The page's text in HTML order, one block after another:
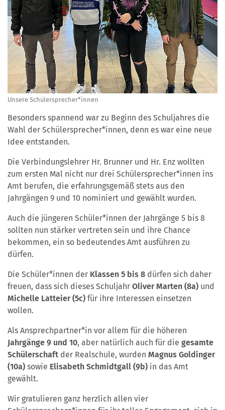
Unsere Schülersprecher*innen
Besonders spannend war zu Beginn des Schuljahres die
Wahl der Schülersprecher*innen, denn es war eine neue
Idee entstanden.
Die Verbindungslehrer Hr. Brunner und Hr. Enz wollten
zum ersten Mal nicht nur drei Schülersprecher*innen ins
Amt berufen, die erfahrungsgemäß stets aus den
Jahrgängen 9 und 10 nominiert und gewählt wurden.
Auch die jüngeren Schüler*innen der Jahrgänge 5 bis 8
sollten nun stärker vertreten sein und ihre Chance
bekommen, ein so bedeutendes Amt ausführen zu
dürfen.
Die Schüler*innen der Klassen 5 bis 8 dürfen sich daher
freuen, dass sich dieses Schuljahr Oliver Marten (8a) und
Michelle Latteier (5c) für ihre Interessen einsetzen
wollen.
Als Ansprechpartner*in vor allem für die höheren
Jahrgänge 9 und 10, aber natürlich auch für die gesamte
Schülerschaft der Realschule, wurden Magnus Goldinger
(10a) sowie Elisabeth Schmidtgall (9b) in das Amt
gewählt.
Wir gratulieren ganz herzlich allen vier